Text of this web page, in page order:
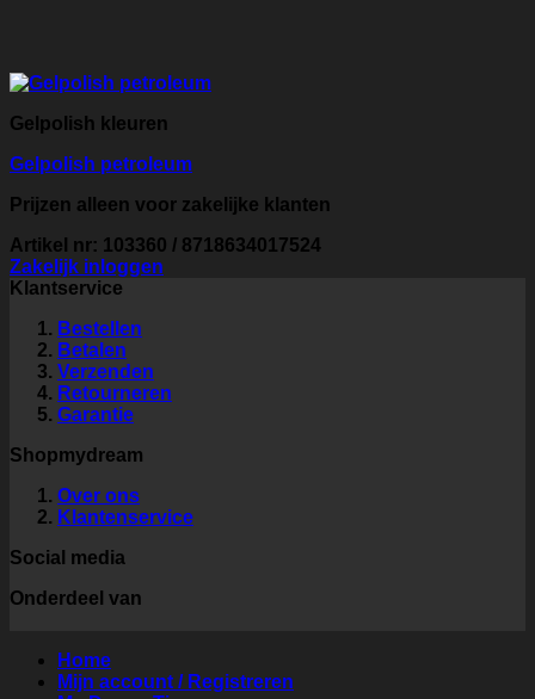
Gelpolish kleuren
Gelpolish petroleum
Prijzen alleen voor zakelijke klanten
Artikel nr: 103360 / 8718634017524
Zakelijk inloggen
Klantservice
Bestellen
Betalen
Verzenden
Retourneren
Garantie
Shopmydream
Over ons
Klantenservice
Social media
Onderdeel van
Home
Mijn account / Registreren